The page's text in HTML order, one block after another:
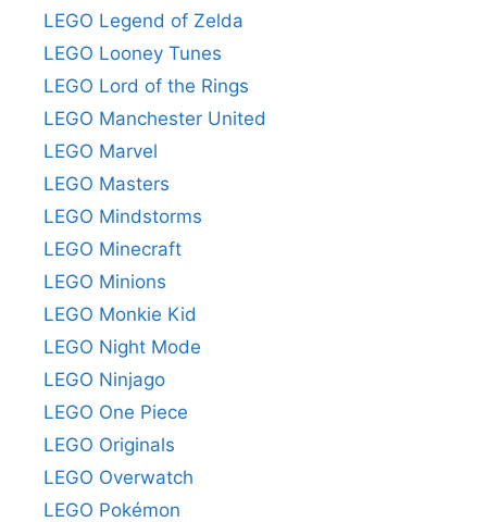
LEGO Legend of Zelda
LEGO Looney Tunes
LEGO Lord of the Rings
LEGO Manchester United
LEGO Marvel
LEGO Masters
LEGO Mindstorms
LEGO Minecraft
LEGO Minions
LEGO Monkie Kid
LEGO Night Mode
LEGO Ninjago
LEGO One Piece
LEGO Originals
LEGO Overwatch
LEGO Pokémon